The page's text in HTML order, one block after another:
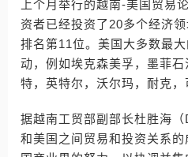
上个月举行的越南-美国贸易
资者已经投资了20多个经济
排名第11位。美国大多数最
动，例如埃克森美孚，墨菲
特，英特尔，沃尔玛，耐克
据越南工贸部副部长杜胜海
和美国之间贸易和投资关系